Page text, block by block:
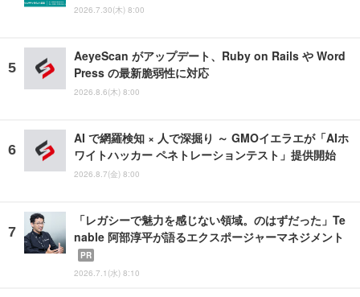
2026.7.30(木) 8:00
AeyeScan がアップデート、Ruby on Rails や Word
Press の最新脆弱性に対応
2026.8.6(木) 8:00
AI で網羅検知 × 人で深掘り ～ GMOイエラエが「AIホ
ワイトハッカー ペネトレーションテスト」提供開始
2026.8.7(金) 8:00
「レガシーで魅力を感じない領域。のはずだった」Te
nable 阿部淳平が語るエクスポージャーマネジメント
PR
2026.7.1(水) 8:10